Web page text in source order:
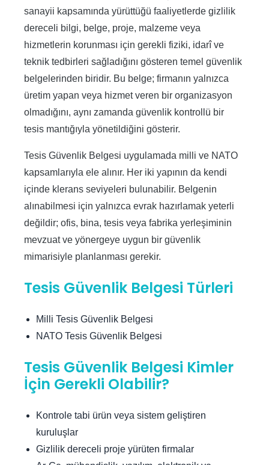
sanayii kapsamında yürüttüğü faaliyetlerde gizlilik
dereceli bilgi, belge, proje, malzeme veya
hizmetlerin korunması için gerekli fiziki, idarî ve
teknik tedbirleri sağladığını gösteren temel güvenlik
belgelerinden biridir. Bu belge; firmanın yalnızca
üretim yapan veya hizmet veren bir organizasyon
olmadığını, aynı zamanda güvenlik kontrollü bir
tesis mantığıyla yönetildiğini gösterir.
Tesis Güvenlik Belgesi uygulamada milli ve NATO
kapsamlarıyla ele alınır. Her iki yapının da kendi
içinde klerans seviyeleri bulunabilir. Belgenin
alınabilmesi için yalnızca evrak hazırlamak yeterli
değildir; ofis, bina, tesis veya fabrika yerleşiminin
mevzuat ve yönergeye uygun bir güvenlik
mimarisiyle planlanması gerekir.
Tesis Güvenlik Belgesi Türleri
Milli Tesis Güvenlik Belgesi
NATO Tesis Güvenlik Belgesi
Tesis Güvenlik Belgesi Kimler
İçin Gerekli Olabilir?
Kontrole tabi ürün veya sistem geliştiren
kuruluşlar
Gizlilik dereceli proje yürüten firmalar